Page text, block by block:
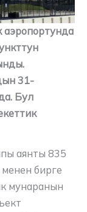
аэропортунда
31-
Бул
аянты 835
бирге
мунаранын